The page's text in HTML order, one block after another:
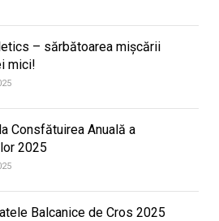
– sărbătoarea mișcării
mici!
Consfătuirea Anuală a
2025
Balcanice de Cros 2025